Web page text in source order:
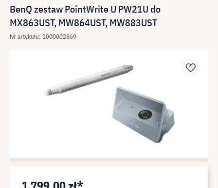
BenQ zestaw PointWrite U PW21U do
MX863UST, MW864UST, MW883UST
Nr artykułu: 1000002869